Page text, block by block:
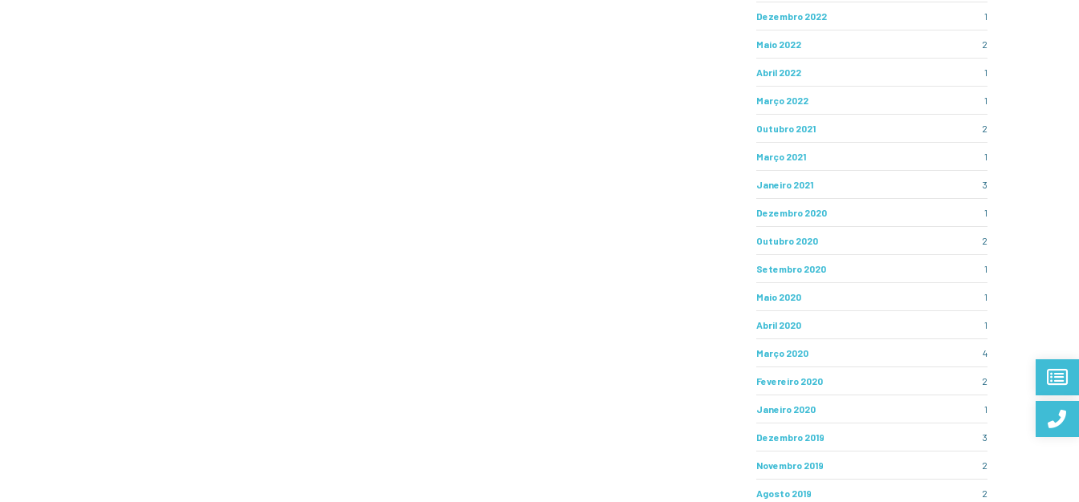
Dezembro 2022 1
Maio 2022 2
Abril 2022 1
Março 2022 1
Outubro 2021 2
Março 2021 1
Janeiro 2021 3
Dezembro 2020 1
Outubro 2020 2
Setembro 2020 1
Maio 2020 1
Abril 2020 1
Março 2020 4
Fevereiro 2020 2
Janeiro 2020 1
Dezembro 2019 3
Novembro 2019 2
Agosto 2019 2